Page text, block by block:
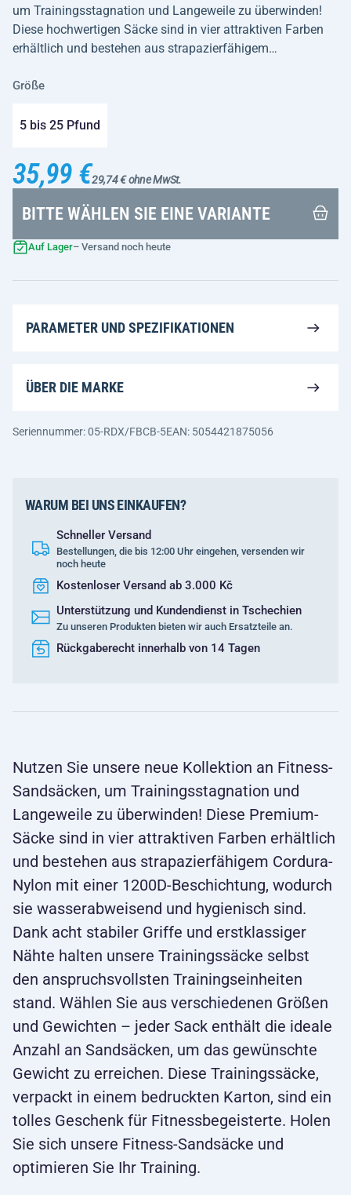
um Trainingsstagnation und Langeweile zu überwinden!
Diese hochwertigen Säcke sind in vier attraktiven Farben
erhältlich und bestehen aus strapazierfähigem…
Größe
5 bis 25 Pfund
35,99 €29,74 € ohne MwSt.
BITTE WÄHLEN SIE EINE VARIANTE
Auf Lager– Versand noch heute
PARAMETER UND SPEZIFIKATIONEN
ÜBER DIE MARKE
Seriennummer: 05-RDX/FBCB-5EAN: 5054421875056
WARUM BEI UNS EINKAUFEN?
Schneller Versand
Bestellungen, die bis 12:00 Uhr eingehen, versenden wir
noch heute
Kostenloser Versand ab 3.000 Kč
Unterstützung und Kundendienst in Tschechien
Zu unseren Produkten bieten wir auch Ersatzteile an.
Rückgaberecht innerhalb von 14 Tagen
Nutzen Sie unsere neue Kollektion an Fitness-
Sandsäcken, um Trainingsstagnation und
Langeweile zu überwinden! Diese Premium-
Säcke sind in vier attraktiven Farben erhältlich
und bestehen aus strapazierfähigem Cordura-
Nylon mit einer 1200D-Beschichtung, wodurch
sie wasserabweisend und hygienisch sind.
Dank acht stabiler Griffe und erstklassiger
Nähte halten unsere Trainingssäcke selbst
den anspruchsvollsten Trainingseinheiten
stand. Wählen Sie aus verschiedenen Größen
und Gewichten – jeder Sack enthält die ideale
Anzahl an Sandsäcken, um das gewünschte
Gewicht zu erreichen. Diese Trainingssäcke,
verpackt in einem bedruckten Karton, sind ein
tolles Geschenk für Fitnessbegeisterte. Holen
Sie sich unsere Fitness-Sandsäcke und
optimieren Sie Ihr Training.